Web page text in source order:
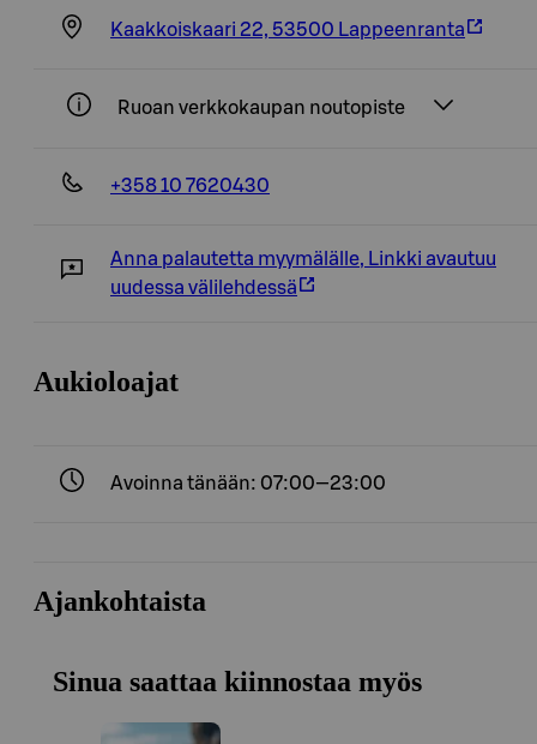
Kaakkoiskaari 22, 53500 Lappeenranta
Ruoan verkkokaupan noutopiste
+358 10 7620430
Anna palautetta myymälälle, Linkki avautuu
uudessa välilehdessä
Aukioloajat
Avoinna tänään: 07:00—23:00
Ajankohtaista
Sinua saattaa kiinnostaa myös